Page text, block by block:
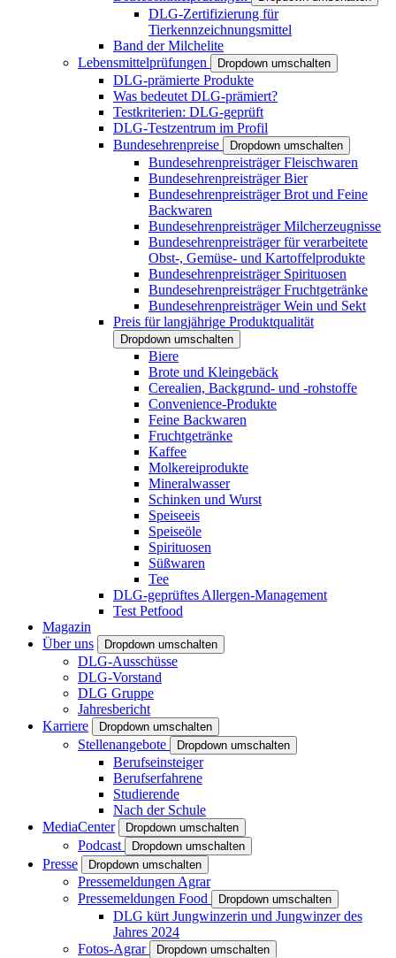
DLG-Zertifizierung für
Tierkennzeichnungsmittel
Band der Milchelite
Lebensmittelprüfungen
Dropdown umschalten
DLG-prämierte Produkte
Was bedeutet DLG-prämiert?
Testkriterien: DLG-geprüft
DLG-Testzentrum im Profil
Bundesehrenpreise
Dropdown umschalten
Bundesehrenpreisträger Fleischwaren
Bundesehrenpreisträger Bier
Bundesehrenpreisträger Brot und Feine
Backwaren
Bundesehrenpreisträger Milcherzeugnisse
Bundesehrenpreisträger für verarbeitete
Obst-, Gemüse- und Kartoffelprodukte
Bundesehrenpreisträger Spirituosen
Bundesehrenpreisträger Fruchtgetränke
Bundesehrenpreisträger Wein und Sekt
Preis für langjährige Produktqualität
Dropdown umschalten
Biere
Brote und Kleingebäck
Cerealien, Backgrund- und -rohstoffe
Convenience-Produkte
Feine Backwaren
Fruchtgetränke
Kaffee
Molkereiprodukte
Mineralwasser
Schinken und Wurst
Speiseeis
Speiseöle
Spirituosen
Süßwaren
Tee
DLG-geprüftes Allergen-Management
Test Petfood
Magazin
Über uns
Dropdown umschalten
DLG-Ausschüsse
DLG-Vorstand
DLG Gruppe
Jahresbericht
Karriere
Dropdown umschalten
Stellenangebote Dropdown umschalten
Berufseinsteiger
Berufserfahrene
Studierende
Nach der Schule
MediaCenter
Dropdown umschalten
Podcast Dropdown umschalten
Presse Dropdown umschalten
Pressemeldungen Agrar
Pressemeldungen Food
Dropdown umschalten
DLG kürt Jungwinzerin und Jungwinzer des
Jahres 2024
Fotos-Agrar
Dropdown umschalten